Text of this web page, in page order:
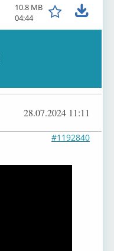
10.8 MB
04:44
28.07.2024 11:11
#1192840